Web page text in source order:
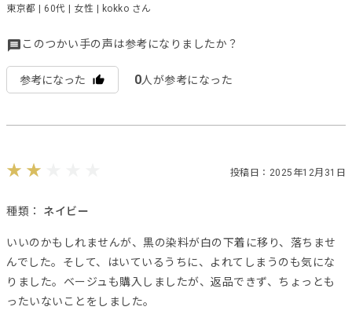
東京都 | 60代 | 女性 | kokko さん
このつかい手の声は参考になりましたか？
参考になった 0人が参考になった
投稿日：2025年12月31日
種類： ネイビー
いいのかもしれませんが、黒の染料が白の下着に移り、落ちませ
んでした。そして、はいているうちに、よれてしまうのも気にな
りました。ベージュも購入しましたが、返品できず、ちょっとも
ったいないことをしました。